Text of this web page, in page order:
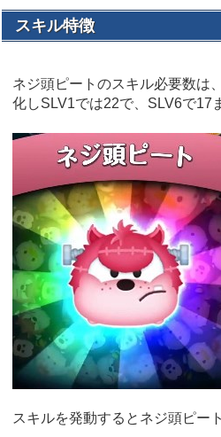
スキル特徴
ネジ頭ピートのスキル必要数は
化しSLV1では22で、SLV6で17
スキルを発動するとネジ頭ピー